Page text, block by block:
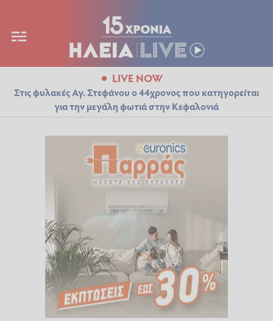
LIVE NOW
Στις φυλακές Αγ. Στεφάνου ο 44χρονος που κατηγορείται
για την μεγάλη φωτιά στην Κεφαλονιά